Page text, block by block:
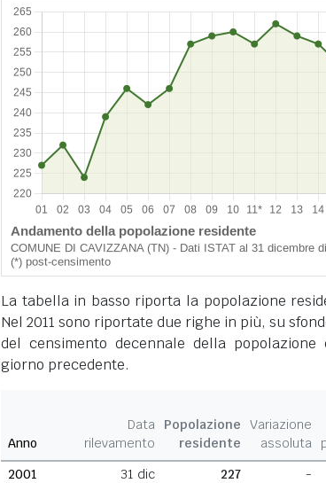
La tabella in basso riporta la popolazione
Nel 2011 sono riportate due righe in più, su
del censimento decennale della
giorno precedente.
Anno
Data
rilevamento
Popolazione
residente
Variazione
assoluta
2001
31 dic 227 -